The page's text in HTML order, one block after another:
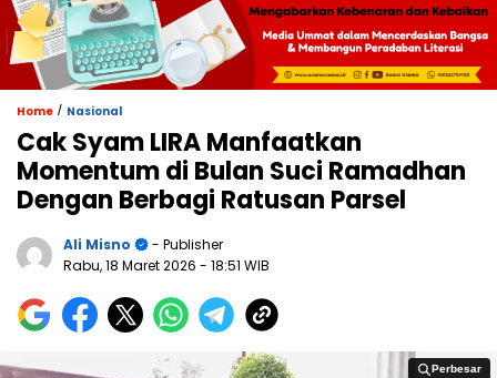
Home / Nasional
Cak Syam LIRA Manfaatkan
Momentum di Bulan Suci Ramadhan
Dengan Berbagi Ratusan Parsel
Ali Misno
- Publisher
Rabu, 18 Maret 2026 - 18:51 WIB
Perbesar
Perbesar